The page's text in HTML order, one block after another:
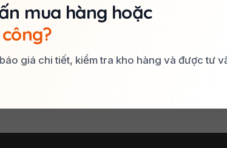
mua hàng hoặc
giá chi tiết, kiểm tra kho hàng và được tư